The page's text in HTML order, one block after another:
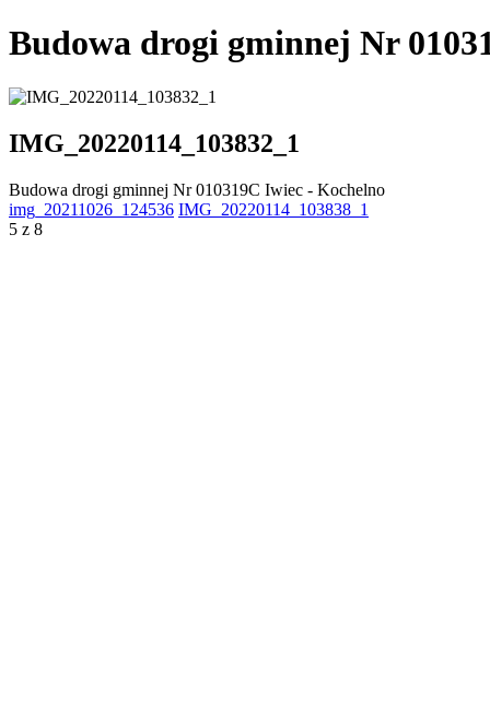
Budowa drogi gminnej Nr
IMG_20220114_103832_1
Budowa drogi gminnej Nr 010319C Iwiec - Kochelno
img_20211026_124536 IMG_20220114_103838_1
5 z 8